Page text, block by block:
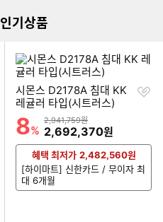
기상품
시몬스 D2178A 침대 KK
레귤러 타입(시트러스)
할인률
8%
상품금액
2,941,759원
할인금액
2,692,370원
찜
혜택 최저가 2,482,560원
[하이마트] 신한카드 / 무이자 최
대 6개월